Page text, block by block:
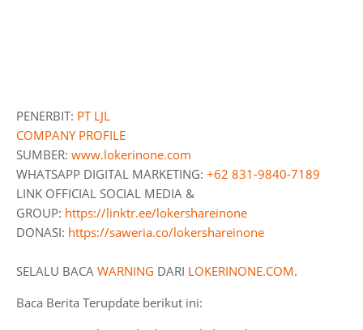
PENERBIT: PT LJL
COMPANY PROFILE
SUMBER: www.lokerinone.com
WHATSAPP DIGITAL MARKETING: +62 831-9840-7189
LINK OFFICIAL SOCIAL MEDIA &
GROUP: https://linktr.ee/lokershareinone
DONASI: https://saweria.co/lokershareinone
SELALU BACA WARNING DARI LOKERINONE.COM.
Baca Berita Terupdate berikut ini: